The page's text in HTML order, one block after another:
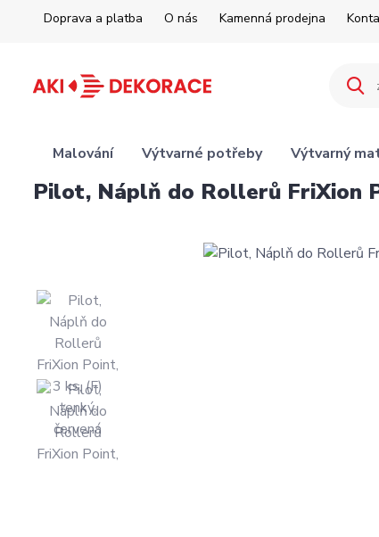
Doprava a platba O nás Kamenná prodejna
Malování Výtvarné potřeby Výtvarný
Pilot, Náplň do Rollerů FriXion